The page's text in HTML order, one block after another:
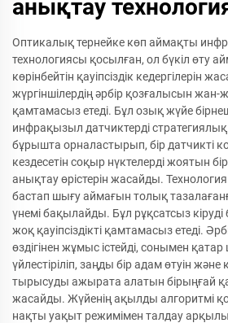
анықтау
Оптикалық тернейке көп аймақты
технологиясы қосылған, ол бүкіл өту
көрінбейтін қауіпсіздік кедергілерін
жүргіншілердің әрбір қозғалысын
қамтамасыз етеді. Бұл озық жүйе
инфрақызыл датчиктерді стратегиялық
бұрышта орналастырып, бір датчикті
кездесетін соқыр нүктелерді жоятын
анықтау өрістерін жасайды. Технология
бастап шығу аймағын толық
үнемі бақылайды. Бұл рұқсатсыз
жоқ қауіпсіздікті қамтамасыз етеді.
өздігінен жұмыс істейді, сонымен
үйлестіріліп, заңды бір адам өтуін және
тырысуды ажырата алатын бірыңғай
жасайды. Жүйенің ақылды алгоритмі
нақты уақыт режимімен талдау